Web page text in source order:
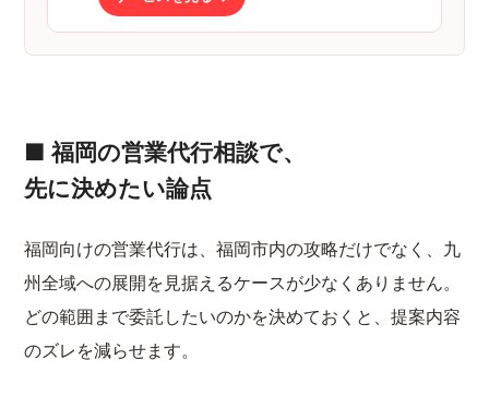
■ 福岡の営業代行相談で、
先に決めたい論点
福岡向けの営業代行は、福岡市内の攻略だけでなく、九
州全域への展開を見据えるケースが少なくありません。
どの範囲まで委託したいのかを決めておくと、提案内容
のズレを減らせます。